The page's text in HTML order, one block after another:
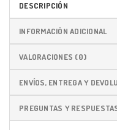
DESCRIPCIÓN
INFORMACIÓN ADICIONAL
VALORACIONES (0)
ENVÍOS, ENTREGA Y
PREGUNTAS Y